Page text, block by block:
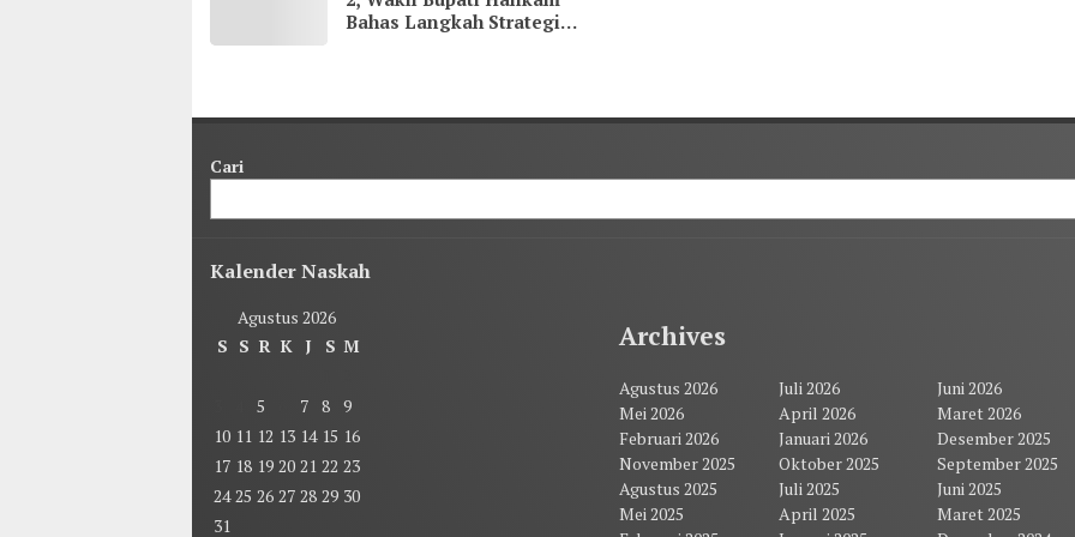
Bahas Langkah Strategi
Cari
Kalender Naskah
Agustus 2026
S S R K J S M
5 7 8 9
10 11 12 13 14 15 16
17 18 19 20 21 22 23
24 25 26 27 28 29 30
31
Archives
Agustus 2026 Juli 2026
Juni 2026
Mei 2026
April 2026
Maret 2026
Februari 2026
Januari 2026
Desember 2025
November 2025
Oktober 2025
September 2025
Agustus 2025
Juli 2025
Juni 2025
Mei 2025
April 2025
Maret 2025